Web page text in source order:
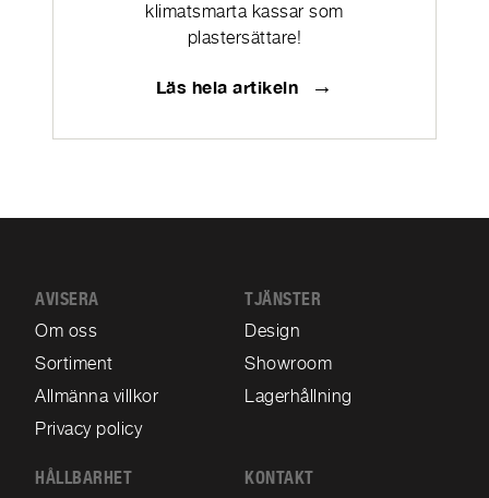
klimatsmarta kassar som
plastersättare!
Läs hela artikeln →
AVISERA
Om oss
Sortiment
Allmänna villkor
Privacy policy
TJÄNSTER
Design
Showroom
Lagerhållning
HÅLLBARHET
KONTAKT